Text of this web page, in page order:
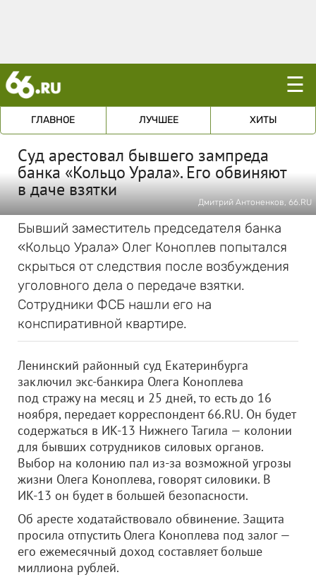
☰
ГЛАВНОЕ ЛУЧШЕЕ ХИТЫ
Суд арестовал бывшего зампреда
банка «Кольцо Урала». Его обвиняют
в даче взятки
Дмитрий Антоненков, 66.RU
Бывший заместитель председателя банка
«Кольцо Урала» Олег Коноплев попытался
скрыться от следствия после возбуждения
уголовного дела о передаче взятки.
Сотрудники ФСБ нашли его на
конспиративной квартире.
Ленинский районный суд Екатеринбурга
заключил экс-банкира Олега Коноплева
под стражу на месяц и 25 дней, то есть до 16
ноября, передает корреспондент 66.RU. Он будет
содержаться в ИК-13 Нижнего Тагила — колонии
для бывших сотрудников силовых органов.
Выбор на колонию пал из-за возможной угрозы
жизни Олега Коноплева, говорят силовики. В
ИК-13 он будет в большей безопасности.
Об аресте ходатайствовало обвинение. Защита
просила отпустить Олега Коноплева под залог —
его ежемесячный доход составляет больше
миллиона рублей.